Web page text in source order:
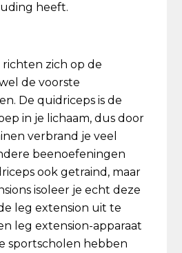
heeft.
richten zich op de
de voorste
De quidriceps is de
in je lichaam, dus door
verbrand je veel
beenoefeningen
ook getraind, maar
isoleer je echt deze
leg extension uit te
leg extension-apparaat
sportscholen hebben